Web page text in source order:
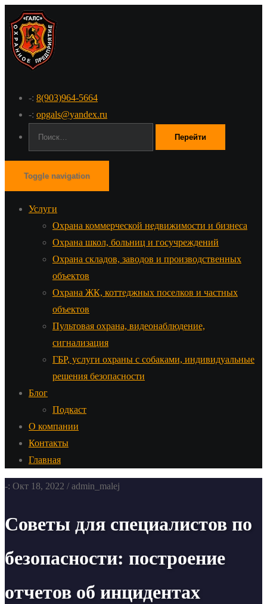
-: 8(903)964-5664
-: opgals@yandex.ru
Toggle navigation
Услуги
Охрана коммерческой недвижимости и бизнеса
Охрана школ, больниц и госучреждений
Охрана складов, заводов и производственных
объектов
Охрана ЖК, коттеджных поселков и частных
объектов
Пультовая охрана, видеонаблюдение,
сигнализация
ГБР, услуги охраны с собаками, индивидуальные
решения безопасности
Блог
Подкаст
О компании
Контакты
Главная
-: Окт 18, 2022 / admin_malej
Советы для специалистов по
безопасности: построение
отчетов об инцидентах